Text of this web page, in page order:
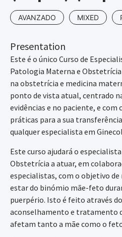
AVANZADO MIXED
Presentation
Este é o único Curso de
Patologia Materna e
na obstetrícia e medicina
ponto de vista atual, centrado
evidências e no paciente, e
práticas para a sua
qualquer especialista em
Este curso ajudará o
Obstetrícia a atuar, em
especialistas, com o objetivo de
estar do binómio mãe-feto
puerpério. Isto é feito através
aconselhamento e tratamento
afetam tanto a mãe como o